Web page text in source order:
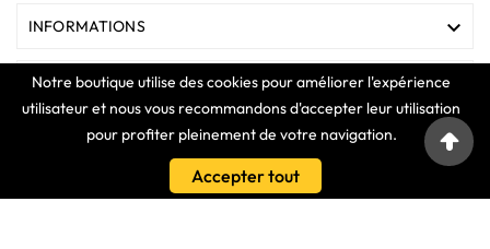
Notre boutique utilise des cookies pour améliorer l'expérience
utilisateur et nous vous recommandons d'accepter leur utilisation
pour profiter pleinement de votre navigation.
Accepter tout
INFORMATIONS 
MAGASIN 

VOTRE COMPTE 